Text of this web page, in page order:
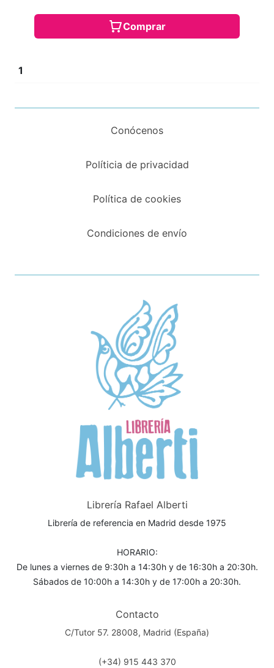
Comprar
1
Conócenos
Políticia de privacidad
Política de cookies
Condiciones de envío
Librería Rafael Alberti
Librería de referencia en Madrid desde 1975
HORARIO:
De lunes a viernes de 9:30h a 14:30h y de 16:30h a 20:30h.
Sábados de 10:00h a 14:30h y de 17:00h a 20:30h.
Contacto
C/Tutor 57. 28008, Madrid (España)
(+34) 915 443 370